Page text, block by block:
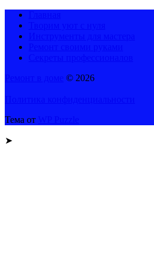
© 2026
Тема от
➤